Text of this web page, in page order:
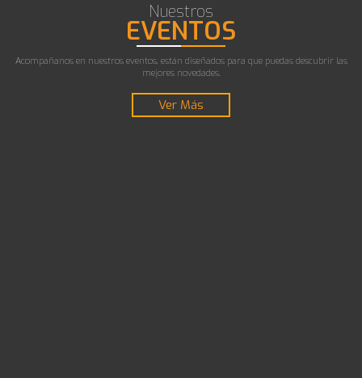
Nuestros
EVENTOS
Acompañanos en nuestros eventos, están diseñados para que puedas descubrir las
mejores novedades.
Ver Más